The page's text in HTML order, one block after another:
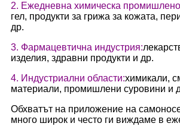
2. Ежедневна химическа
гел, продукти за грижа за кожата,
др.
3. Фармацевтична индустрия:
изделия, здравни продукти и др.
4. Индустриални области:химикали,
материали, промишлени суровини и
Обхватът на приложение на
много широк и често ги виждаме в